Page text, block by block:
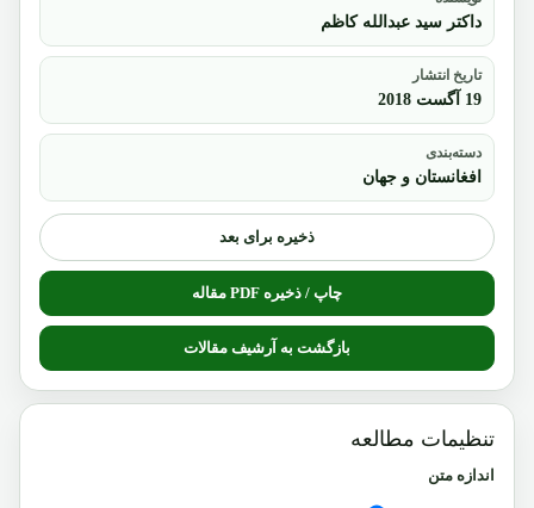
داکتر سید عبدالله کاظم
تاریخ انتشار
19 آگست 2018
دسته‌بندی
افغانستان و جهان
ذخیره برای بعد
چاپ / ذخیره PDF مقاله
بازگشت به آرشیف مقالات
تنظیمات مطالعه
اندازه متن